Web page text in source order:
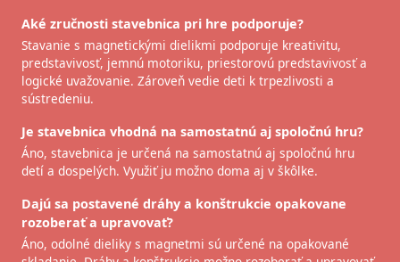
Aké zručnosti stavebnica pri hre podporuje?
Stavanie s magnetickými dielikmi podporuje kreativitu,
predstavivosť, jemnú motoriku, priestorovú predstavivosť a
logické uvažovanie. Zároveň vedie deti k trpezlivosti a
sústredeniu.
Je stavebnica vhodná na samostatnú aj spoločnú hru?
Áno, stavebnica je určená na samostatnú aj spoločnú hru
detí a dospelých. Využiť ju možno doma aj v škôlke.
Dajú sa postavené dráhy a konštrukcie opakovane
rozoberať a upravovať?
Áno, odolné dieliky s magnetmi sú určené na opakované